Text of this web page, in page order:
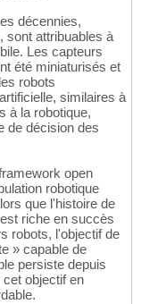
décennies,
sont attribuables à
Les capteurs
été miniaturisés et
robots
similaires à
à la robotique,
de décision des
open
robotique
que l'histoire de
riche en succès
robots, l'objectif de
» capable de
persiste depuis
objectif en